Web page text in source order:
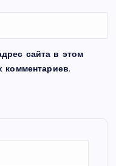
сайта в этом